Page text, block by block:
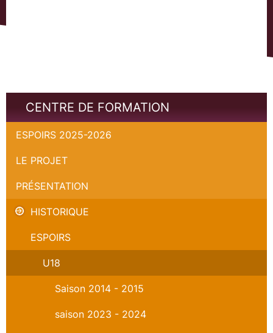
CENTRE DE FORMATION
ESPOIRS 2025-2026
LE PROJET
PRÉSENTATION
HISTORIQUE
ESPOIRS
U18
Saison 2014 - 2015
saison 2023 - 2024